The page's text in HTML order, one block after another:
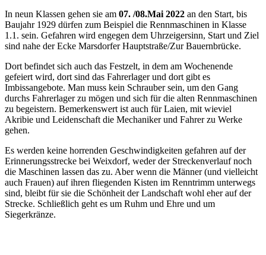
In neun Klassen gehen sie am 07. /08.Mai 2022 an den Start, bis
Baujahr 1929 dürfen zum Beispiel die Rennmaschinen in Klasse
1.1. sein. Gefahren wird engegen dem Uhrzeigersinn, Start und Ziel
sind nahe der Ecke Marsdorfer Hauptstraße/Zur Bauernbrücke.
Dort befindet sich auch das Festzelt, in dem am Wochenende
gefeiert wird, dort sind das Fahrerlager und dort gibt es
Imbissangebote. Man muss kein Schrauber sein, um den Gang
durchs Fahrerlager zu mögen und sich für die alten Rennmaschinen
zu begeistern. Bemerkenswert ist auch für Laien, mit wieviel
Akribie und Leidenschaft die Mechaniker und Fahrer zu Werke
gehen.
Es werden keine horrenden Geschwindigkeiten gefahren auf der
Erinnerungsstrecke bei Weixdorf, weder der Streckenverlauf noch
die Maschinen lassen das zu. Aber wenn die Männer (und vielleicht
auch Frauen) auf ihren fliegenden Kisten im Renntrimm unterwegs
sind, bleibt für sie die Schönheit der Landschaft wohl eher auf der
Strecke. Schließlich geht es um Ruhm und Ehre und um
Siegerkränze.